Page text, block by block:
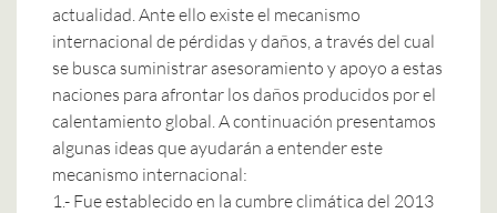
actualidad. Ante ello existe el mecanismo
internacional de pérdidas y daños, a través del cual
se busca suministrar asesoramiento y apoyo a estas
naciones para afrontar los daños producidos por el
calentamiento global. A continuación presentamos
algunas ideas que ayudarán a entender este
mecanismo internacional:
1.- Fue establecido en la cumbre climática del 2013